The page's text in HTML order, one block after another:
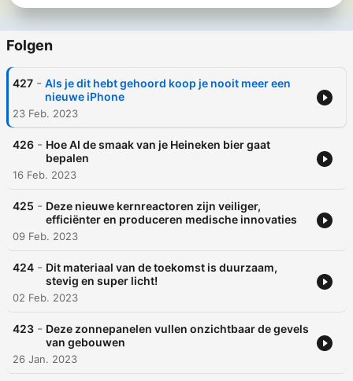
Folgen
427 - Als je dit hebt gehoord koop je nooit meer een
nieuwe iPhone
23 Feb. 2023
426 - Hoe AI de smaak van je Heineken bier gaat
bepalen
16 Feb. 2023
425 - Deze nieuwe kernreactoren zijn veiliger,
efficiënter en produceren medische innovaties
09 Feb. 2023
424 - Dit materiaal van de toekomst is duurzaam,
stevig en super licht!
02 Feb. 2023
423 - Deze zonnepanelen vullen onzichtbaar de gevels
van gebouwen
26 Jan. 2023